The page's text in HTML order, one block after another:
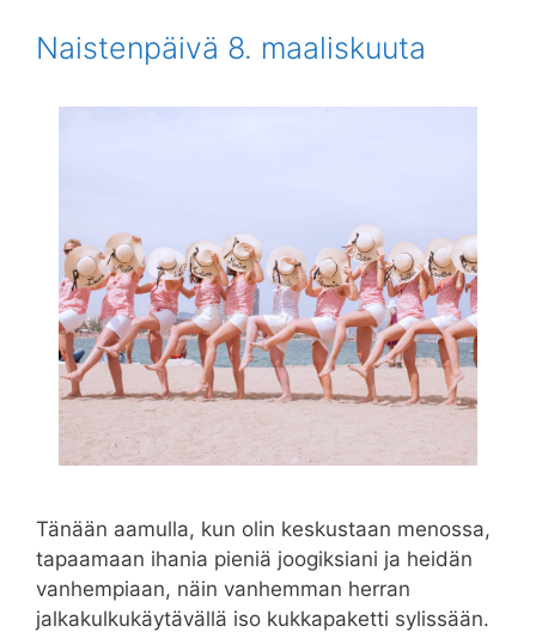
Naistenpäivä 8. maaliskuuta
Tänään aamulla, kun olin keskustaan menossa,
tapaamaan ihania pieniä joogiksiani ja heidän
vanhempiaan, näin vanhemman herran
jalkakulkukäytävällä iso kukkapaketti sylissään.